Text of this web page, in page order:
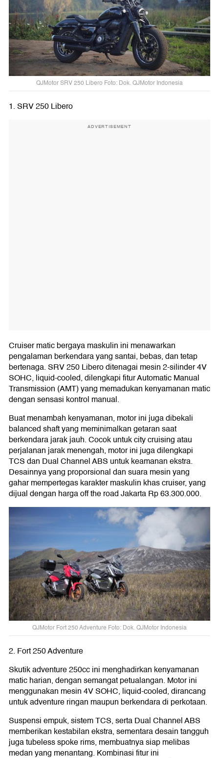
QJMotor SRV 250 Libero Foto: Dok. QJMotor Indonesia
1. SRV 250 Libero
ADVERTISEMENT
Cruiser matic bergaya maskulin ini menawarkan
pengalaman berkendara yang santai, bebas, dan tetap
bertenaga. SRV 250 Libero ditenagai mesin 2-silinder 4V
SOHC, liquid-cooled, dilengkapi fitur Automatic Manual
Transmission (AMT) yang memadukan kenyamanan matic
dengan sensasi kontrol manual.
Buat menambah kenyamanan, motor ini juga dibekali
balanced shaft yang meminimalkan getaran saat
berkendara jarak jauh. Cocok untuk city cruising atau
perjalanan jarak menengah, motor ini juga dilengkapi
TCS dan Dual Channel ABS untuk keamanan ekstra.
Desainnya yang proporsional dan suara mesin yang
gahar mempertegas karakter maskulin khas cruiser, yang
dijual dengan harga off the road Jakarta Rp 63.300.000.
QJMotor Fort 250 Adventure Foto: Dok. QJMotor Indonesia
2. Fort 250 Adventure
Skutik adventure 250cc ini menghadirkan kenyamanan
matic harian, dengan semangat petualangan. Motor ini
menggunakan mesin 4V SOHC, liquid-cooled, dirancang
untuk adventure ringan maupun berkendara di perkotaan.
Suspensi empuk, sistem TCS, serta Dual Channel ABS
memberikan kestabilan ekstra, sementara desain tangguh
juga tubeless spoke rims, membuatnya siap melibas
medan yang menantang. Kombinasi fitur ini